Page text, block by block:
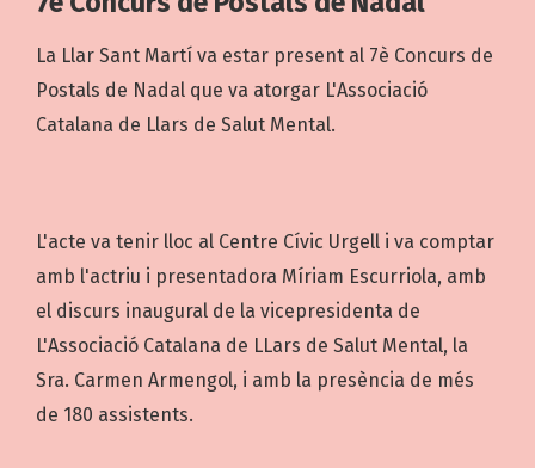
La Llar Sant Martí va estar present al 7è Concurs de
Postals de Nadal que va atorgar L'Associació
Catalana de Llars de Salut Mental.
L'acte va tenir lloc al Centre Cívic Urgell i va comptar
amb l'actriu i presentadora Míriam Escurriola, amb
el discurs inaugural de la vicepresidenta de
L'Associació Catalana de LLars de Salut Mental, la
Sra. Carmen Armengol, i amb la presència de més
de 180 assistents.